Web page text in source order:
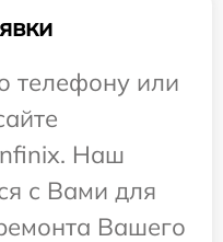
телефону или
Наш
с Вами для
Вашего